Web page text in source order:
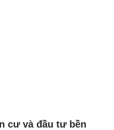
cư và đầu tư bền